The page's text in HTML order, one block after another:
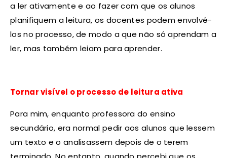
a ler ativamente e ao fazer com que os alunos
planifiquem a leitura, os docentes podem envolvê-
los no processo, de modo a que não só aprendam a
ler, mas também leiam para aprender.
Tornar visível o processo de leitura ativa
Para mim, enquanto professora do ensino
secundário, era normal pedir aos alunos que lessem
um texto e o analisassem depois de o terem